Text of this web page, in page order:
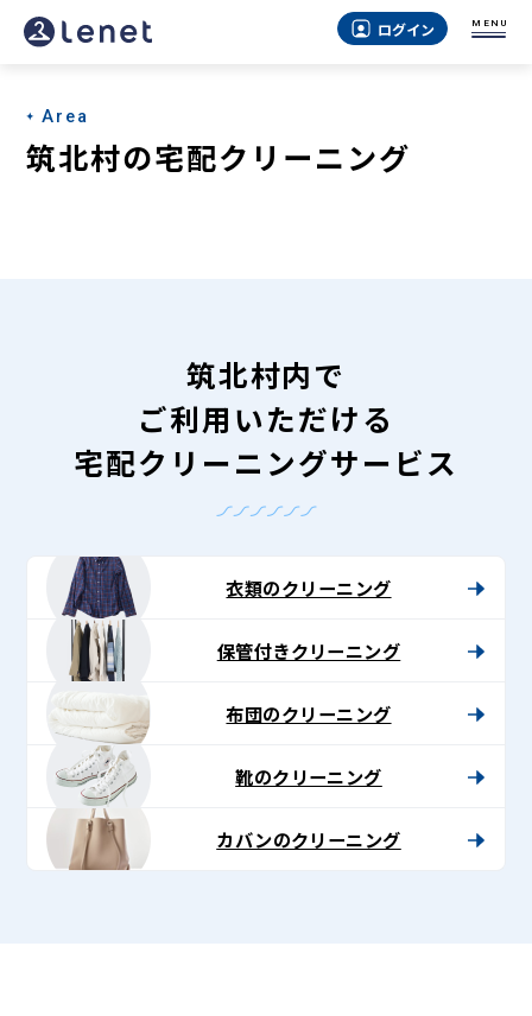
筑
村
の
Lenet〈リ
ト〉
ログイン MENU
Area
筑北村の宅配クリーニング
筑北村内で
ご利用いただける
宅配クリーニングサービス
衣類のクリーニング
保管付きクリーニング
布団のクリーニング
靴のクリーニング
カバンのクリーニング